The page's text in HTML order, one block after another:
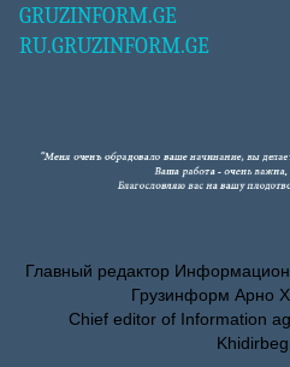
GRUZINFORM.GE
RU.GRUZINFORM.GE
Главный редактор
Грузинформ Арно
Chief editor of Information